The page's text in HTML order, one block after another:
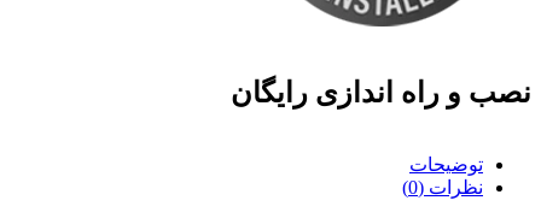
نصب و راه اندازی رایگان
توضیحات
نظرات (0)